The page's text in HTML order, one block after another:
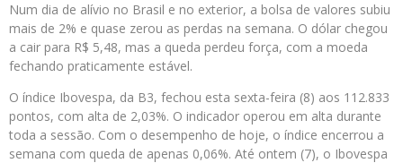
Num dia de alívio no Brasil e no exterior, a bolsa de valores subiu
mais de 2% e quase zerou as perdas na semana. O dólar chegou
a cair para R$ 5,48, mas a queda perdeu força, com a moeda
fechando praticamente estável.
O índice Ibovespa, da B3, fechou esta sexta-feira (8) aos 112.833
pontos, com alta de 2,03%. O indicador operou em alta durante
toda a sessão. Com o desempenho de hoje, o índice encerrou a
semana com queda de apenas 0,06%. Até ontem (7), o Ibovespa